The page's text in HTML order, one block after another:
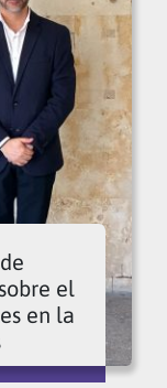
el
en la